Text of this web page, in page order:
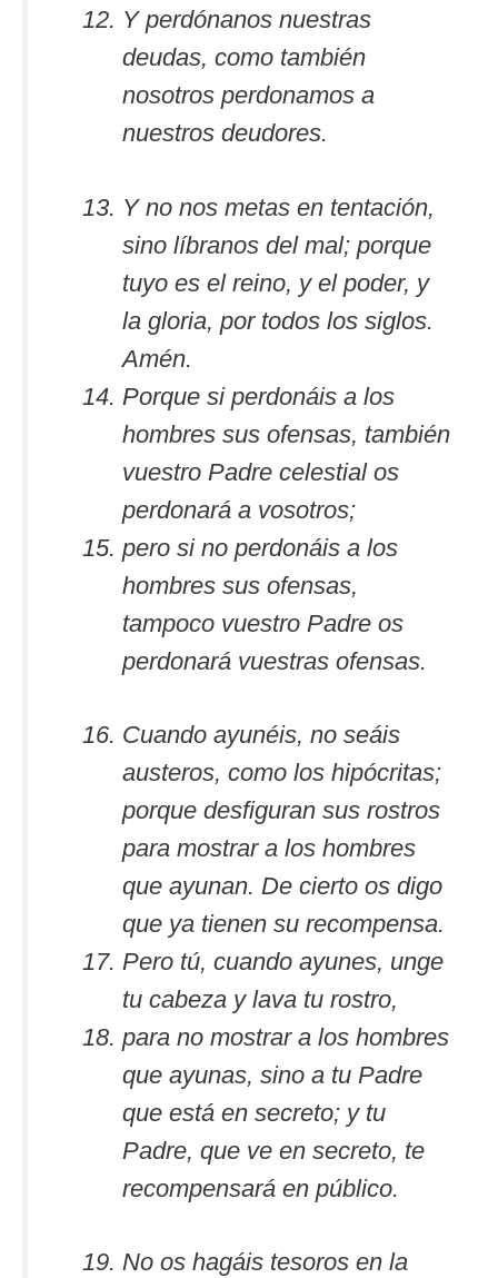
Y perdónanos nuestras
deudas, como también
nosotros perdonamos a
nuestros deudores.
Y no nos metas en tentación,
sino líbranos del mal; porque
tuyo es el reino, y el poder, y
la gloria, por todos los siglos.
Amén.
Porque si perdonáis a los
hombres sus ofensas, también
vuestro Padre celestial os
perdonará a vosotros;
pero si no perdonáis a los
hombres sus ofensas,
tampoco vuestro Padre os
perdonará vuestras ofensas.
Cuando ayunéis, no seáis
austeros, como los hipócritas;
porque desfiguran sus rostros
para mostrar a los hombres
que ayunan. De cierto os digo
que ya tienen su recompensa.
Pero tú, cuando ayunes, unge
tu cabeza y lava tu rostro,
para no mostrar a los hombres
que ayunas, sino a tu Padre
que está en secreto; y tu
Padre, que ve en secreto, te
recompensará en público.
No os hagáis tesoros en la